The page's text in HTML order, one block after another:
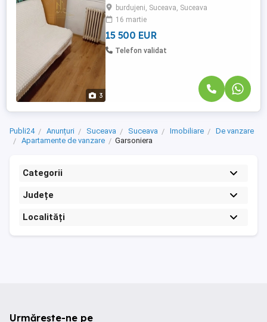
3
încălzire și apă caldă: rețea de
termoficare, zonă accesibilă, cu transport
și magazine în apropiere, ...
burdujeni, Suceava, Suceava
16 martie
15 500 EUR
Telefon validat
Publi24 Anunțuri Suceava Suceava Imobiliare
De vanzare
Apartamente de vanzare
Garsoniera
Categorii
Județe
Localități
Urmărește-ne pe